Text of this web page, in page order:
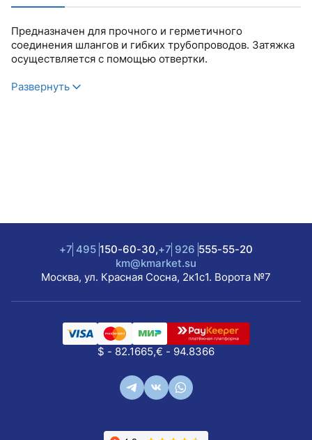
Предназначен для прочного и герметичного
соединения шлангов и гибких трубопроводов. Затяжка
осуществляется с помощью отвертки.
Развернуть
+7 495 150-60-30,+7 926 555-55-20
km@kmarket.su
Москва, ул. Красная Сосна, 2к1с1. Ворота №7
$ - 82.1665,€ - 94.8366